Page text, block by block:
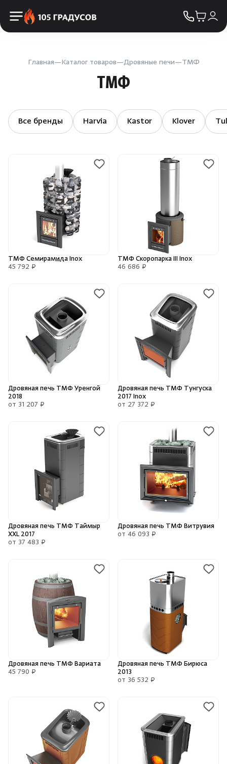
Освещение
Двери
Пиломатериалы
Облицовка и порталы
SPA-оборудование
Камни для печей
Аксессуары
Запчасти
Отопление
Для хаммама
Аксессуары для печей
Душевые поддоны и системы слива
Интерьер
Инфракрасные сауны
Пародушевые
Главная Каталог товаров Дровяные печи ТМФ
ТМФ
Все бренды Harvia Kastor Klover
ТМФ Семирамида Inox
45 792 ₽
ТМФ Скоропарка III Inox
46 686 ₽
Дровяная печь ТМФ Уренгой
2018
от 31 207 ₽
Дровяная печь ТМФ Тунгуска
2017 Inox
от 27 372 ₽
Дровяная печь ТМФ Таймыр
XXL 2017
от 37 483 ₽
Дровяная печь ТМФ Витрувия
от 46 093 ₽
Дровяная печь ТМФ Вариата
45 790 ₽
Дровяная печь ТМФ Бирюса
2013
от 36 532 ₽
На главную
Скрыть/
Нет аккаунта? Зарегистрироваться
Скрыть/
Зарегистрироваться
Уже есть аккаунт? Войти